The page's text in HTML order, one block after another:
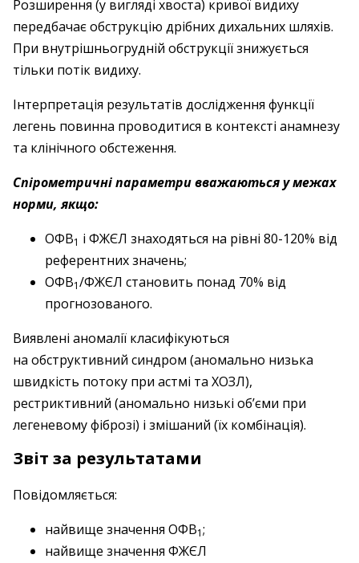
Розширення (у вигляді хвоста) кривої видиху
передбачає обструкцію дрібних дихальних шляхів.
При внутрішньогрудній обструкції знижується
тільки потік видиху.
Інтерпретація результатів дослідження функції
легень повинна проводитися в контексті анамнезу
та клінічного обстеження.
Спірометричні параметри вважаються у межах
норми, якщо:
ОФВ1 і ФЖЄЛ знаходяться на рівні 80-120% від
референтних значень;
ОФВ1/ФЖЄЛ становить понад 70% від
прогнозованого.
Виявлені аномалії класифікуються
на обструктивний синдром (аномально низька
швидкість потоку при астмі та ХОЗЛ),
рестриктивний (аномально низькі об’єми при
легеневому фіброзі) і змішаний (їх комбінація).
Звіт за результатами
Повідомляється:
найвище значення ОФВ1;
найвище значення ФЖЄЛ